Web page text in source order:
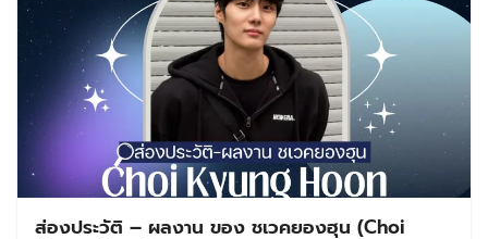
ส่องประวัติ – ผลงาน ของ ชเวคยองฮุน (Choi